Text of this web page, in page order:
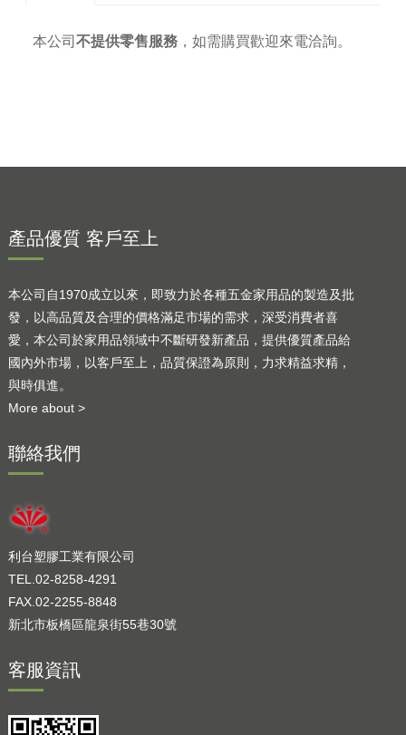
本公司 不提供零售服務， 如需購買歡迎來電洽詢。
產品優質 客戶至上
本公司自1970成立以來，即致力於各種五金家用品的製造及批
發，以高品質及合理的價格滿足市場的需求，深受消費者喜
愛，本公司於家用品領域中不斷研發新產品，提供優質產品給
國內外市場，以客戶至上，品質保證為原則，力求精益求精，
與時俱進。
More about >
聯絡我們
利台塑膠工業有限公司
TEL.02-8258-4291
FAX.02-2255-8848
新北市板橋區龍泉街55巷30號
客服資訊